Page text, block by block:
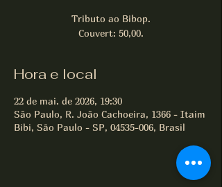
Tributo ao Bibop.
Couvert: 50,00.
Hora e local
22 de mai. de 2026, 19:30
São Paulo, R. João Cachoeira, 1366 - Itaim
Bibi, São Paulo - SP, 04535-006, Brasil